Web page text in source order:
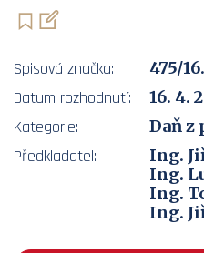
Spisová značka:
475/
Datum rozhodnutí:
16. 4.
Kategorie:
Daň z
Předkladatel:
Ing.
Ing.
Ing.
Ing.